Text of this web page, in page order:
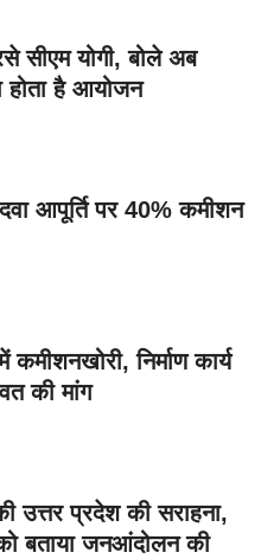
सीएम योगी, बोले अब
होता है आयोजन
आपूर्ति पर 40% कमीशन
कमीशनखोरी, निर्माण कार्य
की मांग
उत्तर प्रदेश की सराहना,
बताया जनआंदोलन की